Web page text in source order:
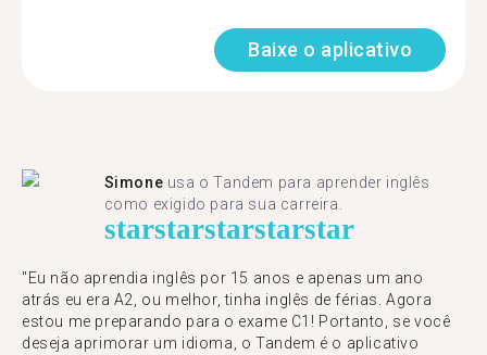
Baixe o aplicativo
Simone usa o Tandem para aprender inglês
como exigido para sua carreira.
starstarstarstarstar
"Eu não aprendia inglês por 15 anos e apenas um ano
atrás eu era A2, ou melhor, tinha inglês de férias. Agora
estou me preparando para o exame C1! Portanto, se você
deseja aprimorar um idioma, o Tandem é o aplicativo